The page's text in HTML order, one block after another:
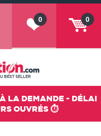
0
0
BEST SELLER
LA DEMANDE - DÉLAI
OUVRÉS ⏱️